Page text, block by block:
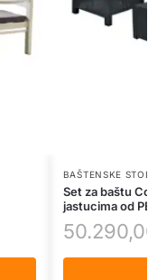
BAŠTENSKE
Set za baštu
jastucima od